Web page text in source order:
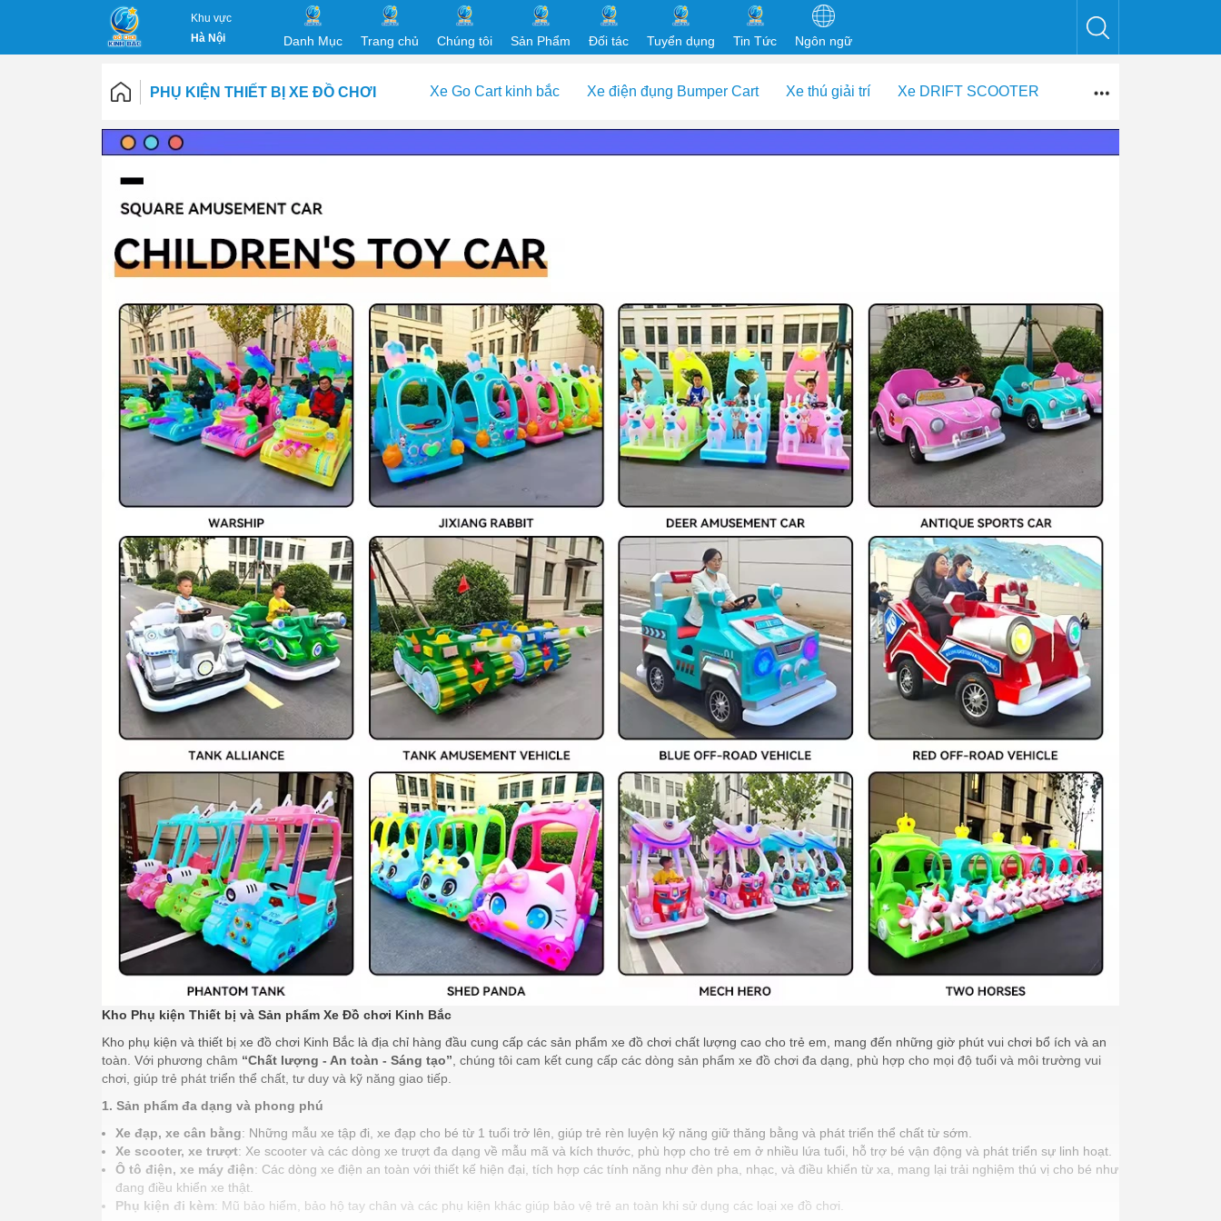
Khu vực
Hà Nội
Danh Mục Trang chủ Chúng tôi Sản Phẩm Đối tác Tuyển dụng Tin Tức Ngôn ngữ
PHỤ KIỆN THIẾT BỊ XE ĐỒ CHƠI Xe Go Cart kinh bắc Xe điện đụng Bumper Cart Xe thú giải trí Xe DRIFT SCOOTER
Kho Phụ kiện Thiết bị và Sản phẩm Xe Đồ chơi Kinh Bắc
Kho phụ kiện và thiết bị xe đồ chơi Kinh Bắc là địa chỉ hàng đầu cung cấp các sản phẩm xe đồ chơi chất lượng cao cho trẻ em, mang đến những giờ phút vui chơi bổ ích và an
toàn. Với phương châm “Chất lượng - An toàn - Sáng tạo” , chúng tôi cam kết cung cấp các dòng sản phẩm xe đồ chơi đa dạng, phù hợp cho mọi độ tuổi và môi trường vui
chơi, giúp trẻ phát triển thể chất, tư duy và kỹ năng giao tiếp.
1. Sản phẩm đa dạng và phong phú
Xe đạp, xe cân bằng: Những mẫu xe tập đi, xe đạp cho bé từ 1 tuổi trở lên, giúp trẻ rèn luyện kỹ năng giữ thăng bằng và phát triển thể chất từ sớm.
Xe scooter, xe trượt: Xe scooter và các dòng xe trượt đa dạng về mẫu mã và kích thước, phù hợp cho trẻ em ở nhiều lứa tuổi, hỗ trợ bé vận động và phát triển sự linh hoạt.
Ô tô điện, xe máy điện: Các dòng xe điện an toàn với thiết kế hiện đại, tích hợp các tính năng như đèn pha, nhạc, và điều khiển từ xa, mang lại trải nghiệm thú vị cho bé như
đang điều khiển xe thật.
Phụ kiện đi kèm: Mũ bảo hiểm, bảo hộ tay chân và các phụ kiện khác giúp bảo vệ trẻ an toàn khi sử dụng các loại xe đồ chơi.